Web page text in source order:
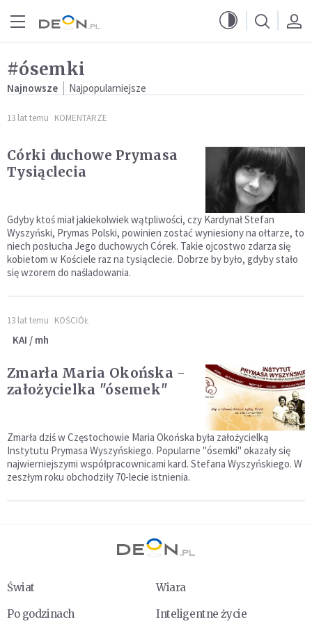
#ósemki
Najnowsze Najpopularniejsze
13 lat temu KOMENTARZE
Córki duchowe Prymasa
Tysiąclecia
Gdyby ktoś miał jakiekolwiek wątpliwości, czy Kardynał Stefan
Wyszyński, Prymas Polski, powinien zostać wyniesiony na ołtarze, to
niech posłucha Jego duchowych Córek. Takie ojcostwo zdarza się
kobietom w Kościele raz na tysiąclecie. Dobrze by było, gdyby stało
się wzorem do naśladowania.
13 lat temu KOŚCIÓŁ
KAI / mh
Zmarła Maria Okońska -
założycielka "ósemek"
Zmarła dziś w Częstochowie Maria Okońska była założycielką
Instytutu Prymasa Wyszyńskiego. Popularne "ósemki" okazały się
najwierniejszymi współpracownicami kard. Stefana Wyszyńskiego. W
zeszłym roku obchodziły 70-lecie istnienia.
Świat
Wiara
Po godzinach
Inteligentne życie